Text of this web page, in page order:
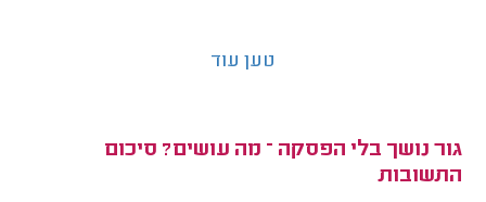
טען עוד
גור נושך בלי הפסקה – מה עושים? סיכום
התשובות